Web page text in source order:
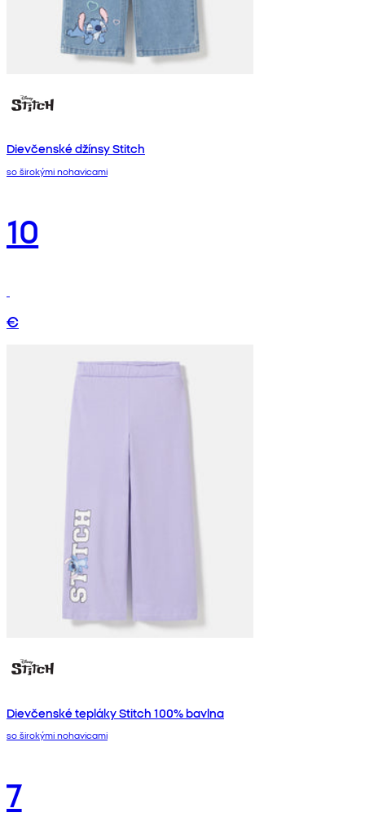
Dievčenské džínsy Stitch
so širokými nohavicami
10
€
Dievčenské tepláky Stitch 100% bavlna
so širokými nohavicami
7